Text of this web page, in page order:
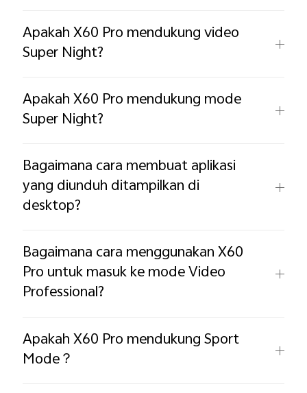
Apakah X60 Pro mendukung video
Super Night?
Apakah X60 Pro mendukung mode
Super Night?
Bagaimana cara membuat aplikasi
yang diunduh ditampilkan di
desktop? ​
Bagaimana cara menggunakan X60
Pro untuk masuk ke mode Video
Professional?
Apakah X60 Pro mendukung Sport
Mode？ ​